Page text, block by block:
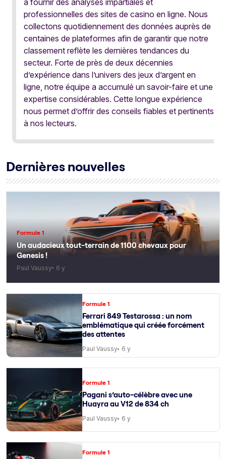
professionnelles des sites de casino en ligne. Nous
collectons quotidiennement des données auprès de
centaines de plateformes afin de garantir que notre
classement reflète les dernières tendances du
secteur. Forte de près de deux décennies
d’expérience dans l’univers des jeux d’argent en
ligne, notre équipe a accumulé un savoir-faire et une
expertise considérables. Cette longue expérience
nous permet d’offrir des conseils fiables et pertinents
à nos lecteurs.
Dernières nouvelles
Formule 1
Un audacieux tout-terrain de 1100 chevaux pour
Genesis !
Paul Vaussy 6 y
Formule 1
Ferrari 849 Testarossa : un nom
emblématique qui créée forcément
des attentes
Paul Vaussy 6 y
Formule 1
Pagani s’auto-célèbre avec une
Huayra au V12 de 834 ch
Paul Vaussy 6 y
Formule 1